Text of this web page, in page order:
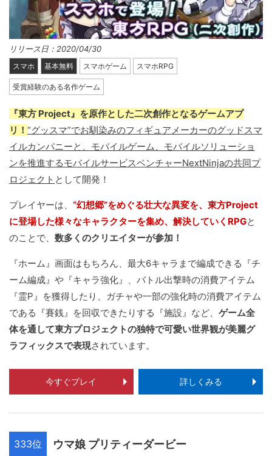
リリース日：2020/04/30
スマホ 基本無料 スマホゲーム スマホRPG
受賞経験のある名作ゲーム
『東方 Project』を原作とした二次創作となるゲームアプ
リ！ “グッスマ”でお馴染みのフィギュアメーカーのグッドスマ
イルカンパニーと、モバイルゲーム、モバイルソリューショ
ンを推進するモバイルサービスベンチャーNextNinjaの共同プ
ロジェクト として開発！
プレイヤーは、 “幻想郷”をめぐる壮大な異変を、東方Project
に登場した様々なキャラクターを集め、解決していくRPGと
のことで、 数多くのクリエイターが参加！
『ホーム』画面はもちろん、最大6キャラまで編成できる『チ
ーム編成』や『キャラ強化』、バトル出撃時の消費アイテム
『霊P』を獲得したり、ガチャや一部の強化時の消費アイテム
である『賽銭』を回収できたりする『施設』など、 ゲーム全
体を通して東方プロジェクトの独特で可愛い世界観が美麗グ
ラフィックスで表現されています。
今すぐプレイ 詳しくみる
333位 ウマ娘 プリティーダービー